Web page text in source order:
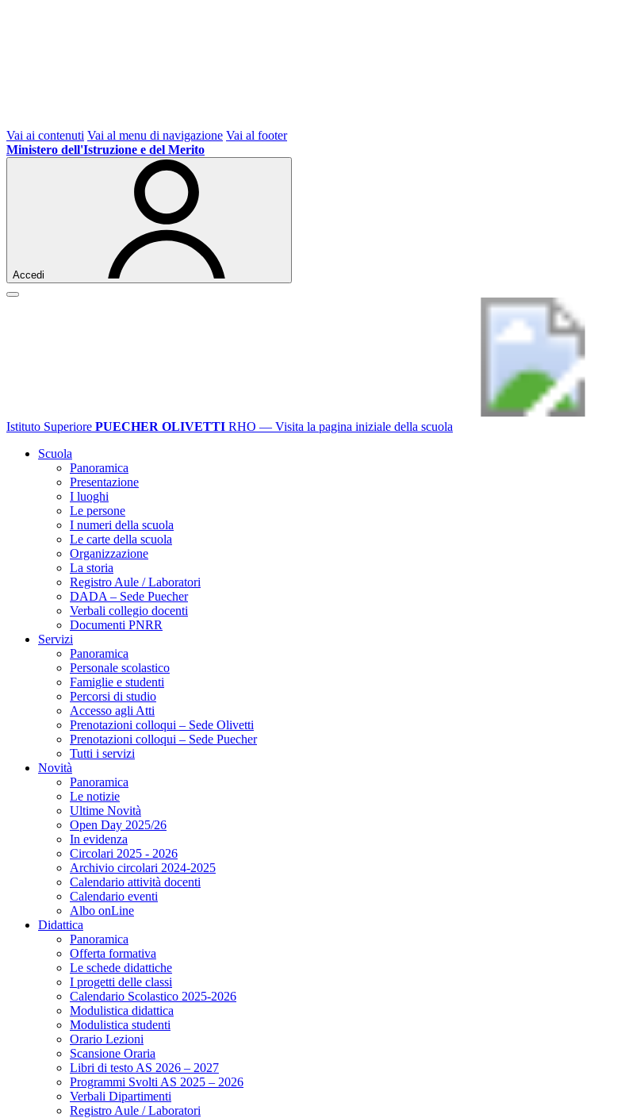
Vai ai contenuti Vai al menu di navigazione Vai al footer
Ministero dell'Istruzione e del Merito
Accedi
Istituto Superiore PUECHER OLIVETTI RHO — Visita la pagina iniziale della scuola
Scuola
Panoramica
Presentazione
I luoghi
Le persone
I numeri della scuola
Le carte della scuola
Organizzazione
La storia
Registro Aule / Laboratori
DADA – Sede Puecher
Verbali collegio docenti
Documenti PNRR
Servizi
Panoramica
Personale scolastico
Famiglie e studenti
Percorsi di studio
Accesso agli Atti
Prenotazioni colloqui – Sede Olivetti
Prenotazioni colloqui – Sede Puecher
Tutti i servizi
Novità
Panoramica
Le notizie
Ultime Novità
Open Day 2025/26
In evidenza
Circolari 2025 - 2026
Archivio circolari 2024-2025
Calendario attività docenti
Calendario eventi
Albo onLine
Didattica
Panoramica
Offerta formativa
Le schede didattiche
I progetti delle classi
Calendario Scolastico 2025-2026
Modulistica didattica
Modulistica studenti
Orario Lezioni
Scansione Oraria
Libri di testo AS 2026 – 2027
Programmi Svolti AS 2025 – 2026
Verbali Dipartimenti
Registro Aule / Laboratori